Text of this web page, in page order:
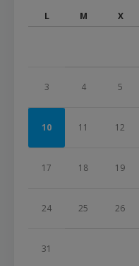
L M X
3 4 5
10 11 12
17 18 19
24 25 26
31